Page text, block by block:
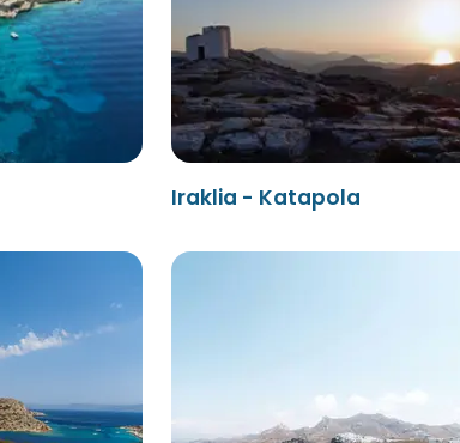
Iraklia - Katapola